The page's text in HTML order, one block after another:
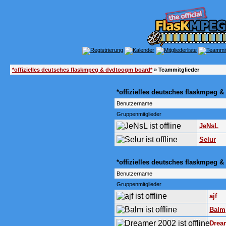
*offizielles deutsches flaskmpeg & dvdtoogm board*» Teammitglieder
*offizielles deutsches flaskmpeg
Benutzername
Gruppenmitglieder
JeNsL
Selur
*offizielles deutsches flaskmpeg
Benutzername
Gruppenmitglieder
ajf
Balm